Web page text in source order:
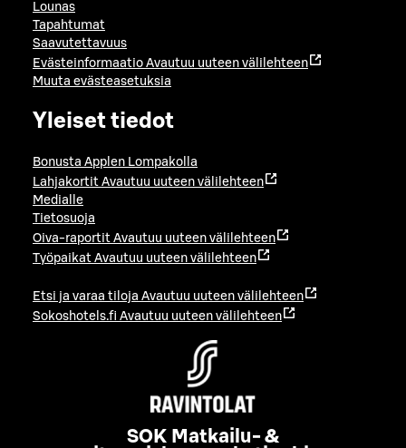
Lounas
Tapahtumat
Saavutettavuus
Evästeinformaatio Avautuu uuteen välilehteen
Muuta evästeasetuksia
Yleiset tiedot
Bonusta Applen Lompakolla
Lahjakortit Avautuu uuteen välilehteen
Medialle
Tietosuoja
Oiva-raportit Avautuu uuteen välilehteen
Työpaikat Avautuu uuteen välilehteen
Etsi ja varaa tiloja Avautuu uuteen välilehteen
Sokoshotels.fi Avautuu uuteen välilehteen
SOK Matkailu- &